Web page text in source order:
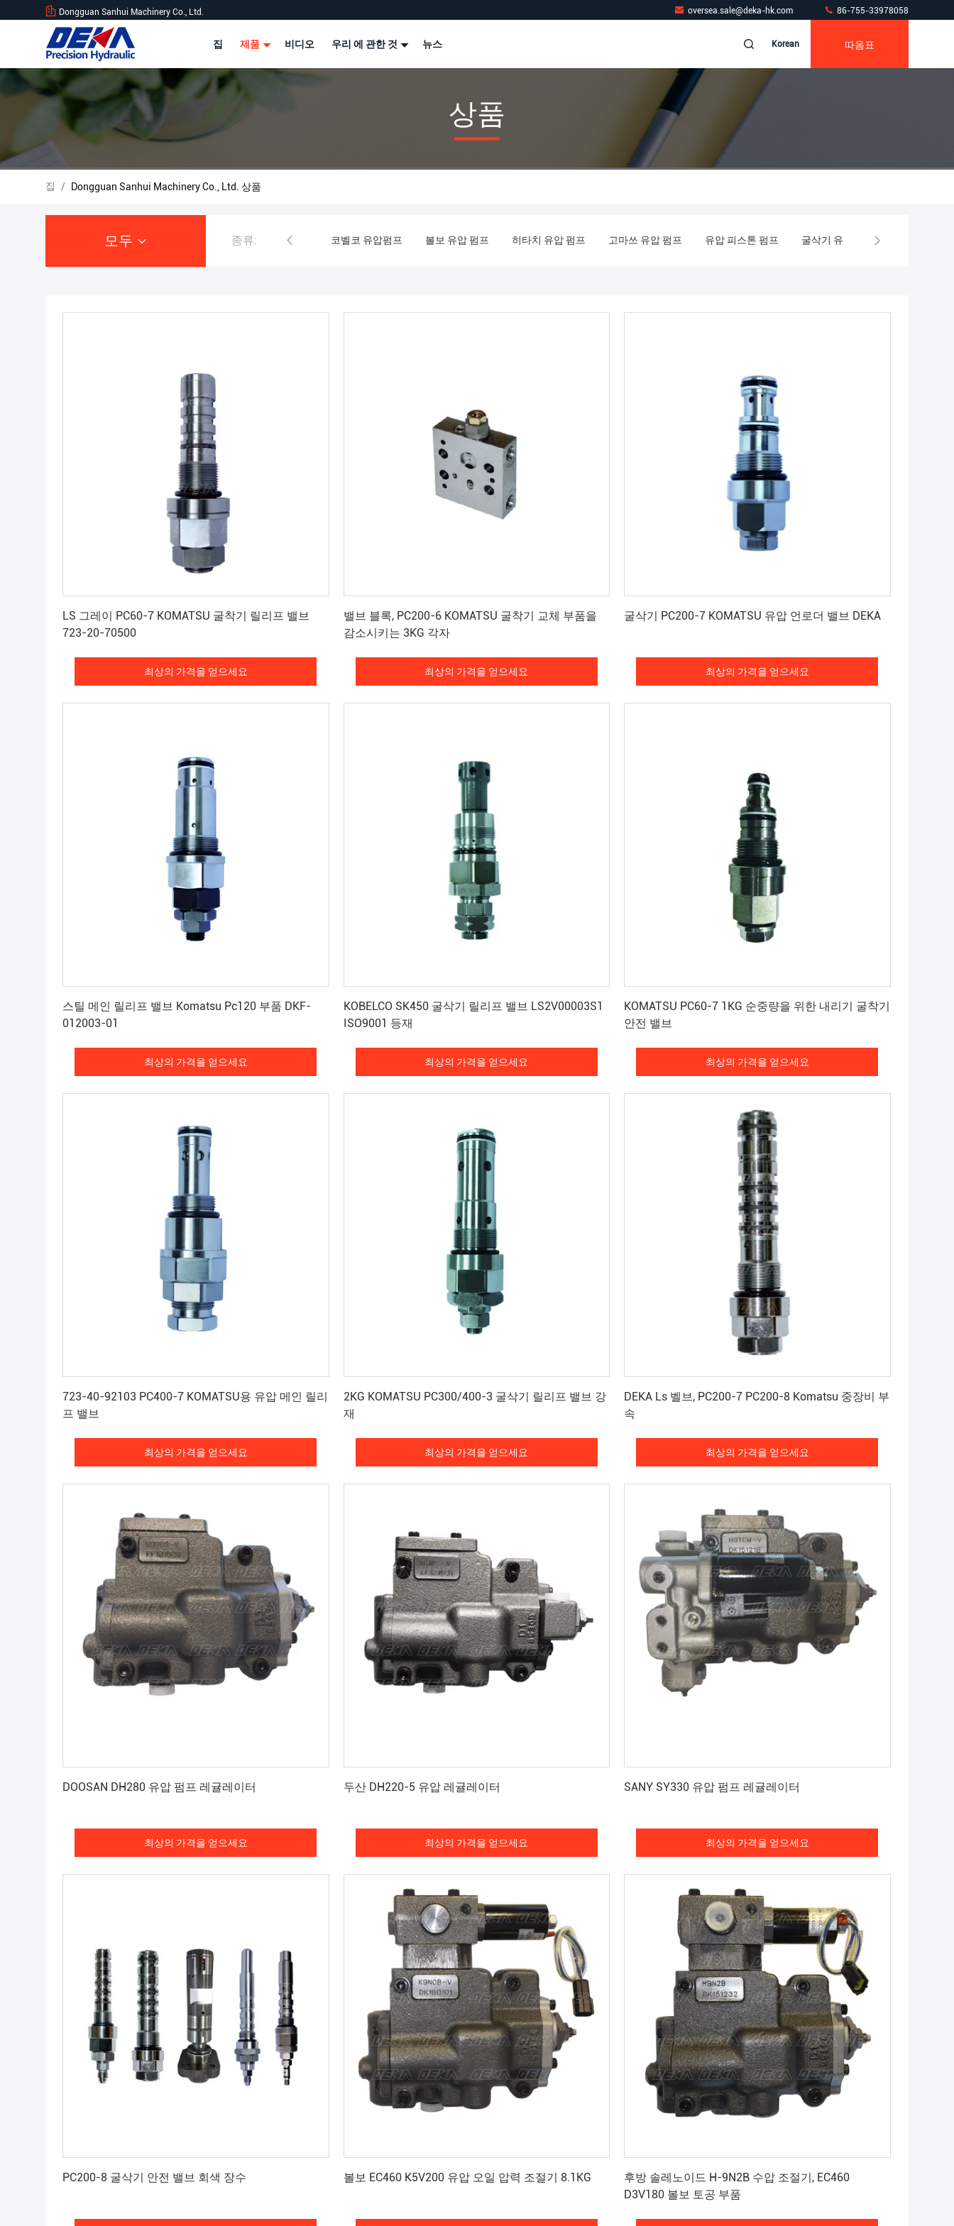
Dongguan Sanhui Machinery Co., Ltd. oversea.sale@deka-hk.com 86-755-33978058
집 제품 비디오 우리 에 관한 것 뉴스 Korean 따옴표
상품
집 / Dongguan Sanhui Machinery Co., Ltd. 상품
모두 종류:
굴착기 유압 펌프 코벨코 유압펌프 볼보 유압 펌프 히타치 유압 펌프 고마쓰 유압 펌프 유압 피스톤 펌프 굴삭기 유압 펌프 부품
LS 그레이 PC60-7 KOMATSU 굴착기 릴리프 밸브
723-20-70500
최상의 가격을 얻으세요
밸브 블록, PC200-6 KOMATSU 굴착기 교체 부품을
감소시키는 3KG 각자
최상의 가격을 얻으세요
굴삭기 PC200-7 KOMATSU 유압 언로더 밸브 DEKA
최상의 가격을 얻으세요
스틸 메인 릴리프 밸브 Komatsu Pc120 부품 DKF-
012003-01
최상의 가격을 얻으세요
KOBELCO SK450 굴삭기 릴리프 밸브 LS2V00003S1
ISO9001 등재
최상의 가격을 얻으세요
KOMATSU PC60-7 1KG 순중량을 위한 내리기 굴착기
안전 밸브
최상의 가격을 얻으세요
723-40-92103 PC400-7 KOMATSU용 유압 메인 릴리
프 밸브
최상의 가격을 얻으세요
2KG KOMATSU PC300/400-3 굴삭기 릴리프 밸브 강
재
최상의 가격을 얻으세요
DEKA Ls 벨브, PC200-7 PC200-8 Komatsu 중장비 부
속
최상의 가격을 얻으세요
DOOSAN DH280 유압 펌프 레귤레이터
최상의 가격을 얻으세요
두산 DH220-5 유압 레귤레이터
최상의 가격을 얻으세요
SANY SY330 유압 펌프 레귤레이터
최상의 가격을 얻으세요
PC200-8 굴삭기 안전 밸브 회색 장수 볼보 EC460 K5V200 유압 오일 압력 조절기 8.1KG
후방 솔레노이드 H-9N2B 수압 조절기, EC460
D3V180 볼보 토공 부품